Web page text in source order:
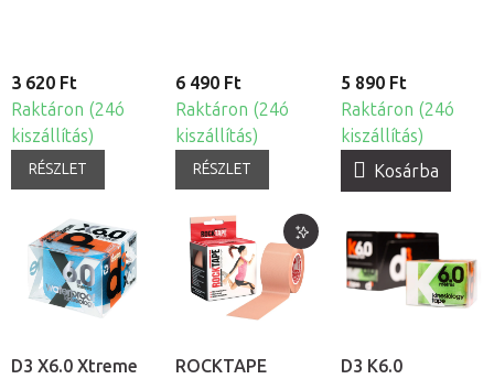
3 620 Ft
Raktáron (24ó
kiszállítás)
RÉSZLET
6 490 Ft
Raktáron (24ó
kiszállítás)
RÉSZLET
5 890 Ft
Raktáron (24ó
kiszállítás)
Kosárba
D3 X6.0 Xtreme
ROCKTAPE
D3 K6.0